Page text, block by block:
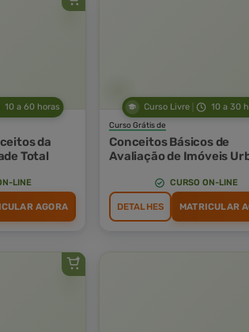
10 a 60 horas
da
Total
LINE
AGORA
Curso Livre 10 a 30
Curso Grátis de
Conceitos Básicos de
Avaliação de Imóveis
CURSO ON-LINE
DETALHES MATRICULAR